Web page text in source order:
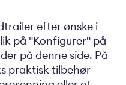
efter ønske i
på "Konfigurer" på
på denne side. På
praktisk tilbehør